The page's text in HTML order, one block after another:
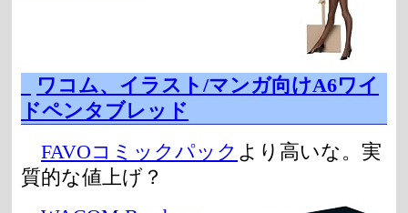
ワコム、イラスト/マンガ向けA6ワイ
ドペンタブレッド
FAVOコミックパック より高いな。実
質的な値上げ？